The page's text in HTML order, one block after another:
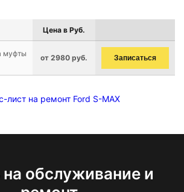
Цена в Руб.
муфты
от 2980 руб. Записаться
лист на ремонт Ford S-MAX
обслуживание и